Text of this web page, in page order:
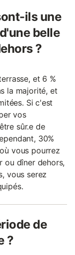
ils une
belle
?
et 6 %
la majorité, et
Si c'est
vos
sûr.e de
30%
vous pourrez
ou dîner dehors,
vous serez
de
?